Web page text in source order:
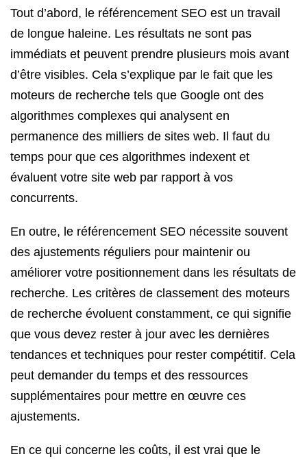
Tout d’abord, le référencement SEO est un travail
de longue haleine. Les résultats ne sont pas
immédiats et peuvent prendre plusieurs mois avant
d’être visibles. Cela s’explique par le fait que les
moteurs de recherche tels que Google ont des
algorithmes complexes qui analysent en
permanence des milliers de sites web. Il faut du
temps pour que ces algorithmes indexent et
évaluent votre site web par rapport à vos
concurrents.
En outre, le référencement SEO nécessite souvent
des ajustements réguliers pour maintenir ou
améliorer votre positionnement dans les résultats de
recherche. Les critères de classement des moteurs
de recherche évoluent constamment, ce qui signifie
que vous devez rester à jour avec les dernières
tendances et techniques pour rester compétitif. Cela
peut demander du temps et des ressources
supplémentaires pour mettre en œuvre ces
ajustements.
En ce qui concerne les coûts, il est vrai que le